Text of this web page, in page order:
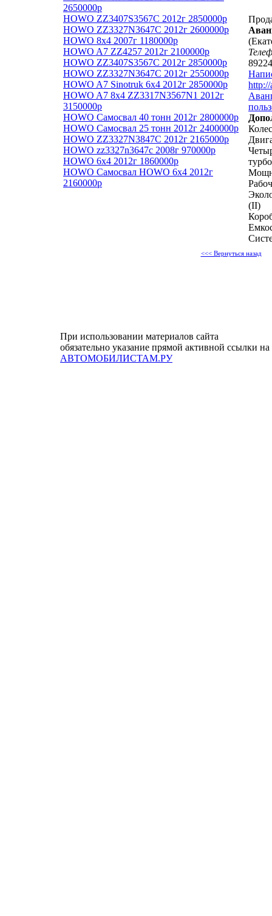
2650000р
HOWO ZZ3407S3567C 2012г 2850000р
HOWO ZZ3327N3647C 2012г 2600000р
HOWO 8х4 2007г 1180000р
HOWO A7 ZZ4257 2012г 2100000р
HOWO ZZ3407S3567C 2012г 2850000р
HOWO ZZ3327N3647C 2012г 2550000р
HOWO A7 Sinotruk 6x4 2012г 2850000р
HOWO A7 8x4 ZZ3317N3567N1 2012г
3150000р
HOWO Самосвал 40 тонн 2012г 2800000р
HOWO Самосвал 25 тонн 2012г 2400000р
HOWO ZZ3327N3847C 2012г 2165000р
HOWO zz3327n3647c 2008г 970000р
HOWO 6x4 2012г 1860000р
HOWO Самосвал HOWO 6x4 2012г
2160000р
http://
(II)
<<< Вернуться назад
При использовании материалов сайта
обязательно указание прямой активной ссылки на
АВТОМОБИЛИСТАМ.РУ